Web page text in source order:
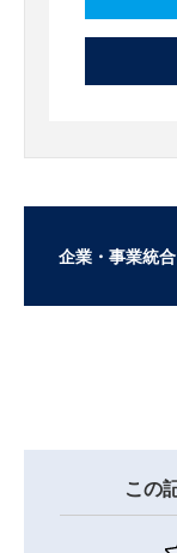
企業・事業統
この